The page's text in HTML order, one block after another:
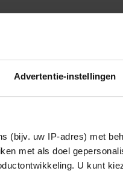
Advertentie-instellingen
(bijv. uw IP-adres) met
met als doel
U kunt